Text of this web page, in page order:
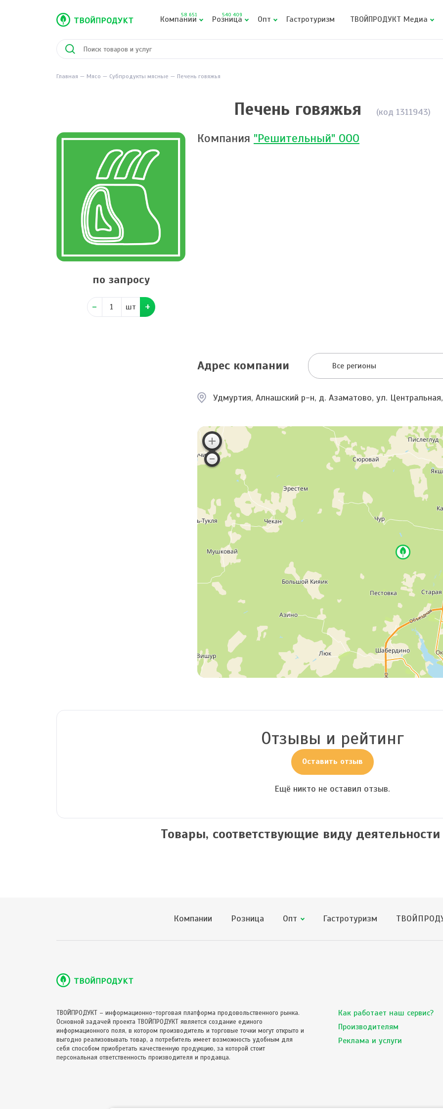
Компании
58 651 Розница
540 409 Опт Гастротуризм ТВОЙПРОДУКТ Медиа
Главная Мясо Субпродукты мясные Печень говяжья
Печень говяжья (код 1311943)
по запросу
шт
Компания "Решительный" ООО
Адрес компании Все регионы
Удмуртия, Алнашский р-н, д. Азаматово, ул.
Отзывы и рейтинг
Оставить отзыв
Ещё никто не оставил отзыв.
Товары, соответствующие виду
Компании Розница Опт Гастротуризм
ТВОЙПРОДУКТ – информационно-торговая платформа продовольственного рынка.
Основной задачей проекта ТВОЙПРОДУКТ является создание единого
информационного поля, в котором производитель и торговые точки могут открыто и
выгодно реализовывать товар, а потребитель имеет возможность удобным для
себя способом приобретать качественную продукцию, за которой стоит
персональная ответственность производителя и продавца.
Как работает наш сервис?
Производителям
Реклама и услуги